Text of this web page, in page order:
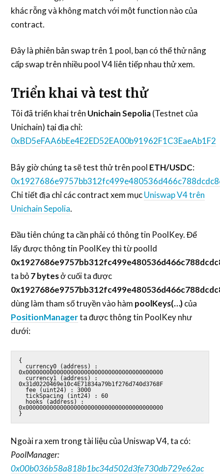
khác rỗng và không match với một function nào của
contract.
Đây là phiên bản swap trên 1 pool, bạn có thể thử nâng
cấp swap trên nhiều pool V4 liên tiếp nhau thử xem.
Triển khai và test thử
Tôi đã triển khai trên Unichain Sepolia(Testnet của
Unichain) tại địa chỉ:
0xBD5eFAA6bEe4E2ED52EA00b91962F1C3EaeAb1F2
Bây giờ chúng ta sẽ test thử trên pool ETH/USDC:
Chi tiết địa chỉ các contract xem mụcUniswap V4 trên
Unichain Sepolia.
Đầu tiên chúng ta cần phải có thông tin PoolKey. Để
lấy được thông tin PoolKey thì từ poolId
ta bỏ7 bytesở cuối ta được
dùng làm tham số truyền vào hàm poolKeys(…)của
PositionManagerta được thông tin PoolKey như
dưới:
{
0x0000000000000000000000000000000000000000
0x31d0220469e10c4E71834a79b1f276d740d3768F
  tickSpacing (int24) : 60
0x0000000000000000000000000000000000000000
}
Ngoài ra xem trong tài liệu của Uniswap V4, ta có:
PoolManager:
0x00b036b58a818b1bc34d502d3fe730db729e62ac